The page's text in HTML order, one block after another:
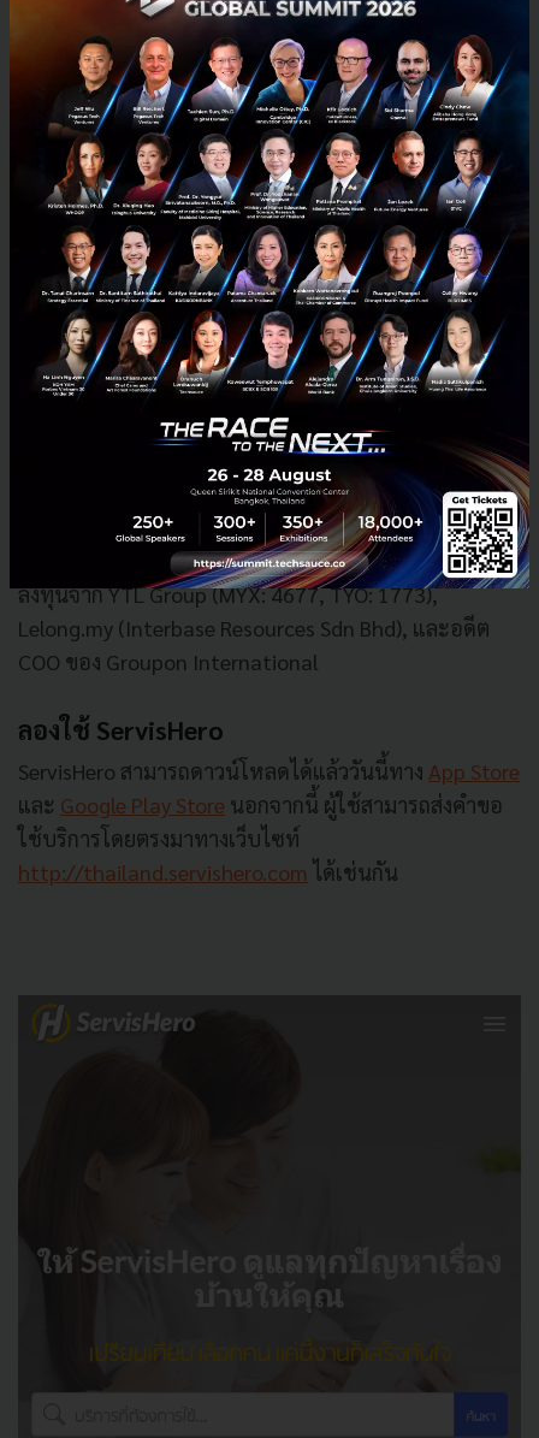
เกี่ยวกับ ServisHero
ServisHero เป็นเครื่องหมายการค้าของบริษัท Business
Pixel Sdn Bhd. บริษัทก่อตั้งโดย Karl Loo (CEO) Jason
Kang (CFO) และ Paul Copplestone (CTO) จดทะเบียนใน
ประเทศมาเลเซียเมื่อเดือนมีนาคม 2558 ปัจจุบันดำเนิน
ธุรกิจในประเทศมาเลเซีย สิงคโปร์ และไทย บริษัทเพิ่งได้
รับเงินสนับสนุนในการดำเนินธุรกิจ Series A มากกว่า 2
ล้านเหรียญสหรัฐจากกลุ่มนักลงทุน Golden Gate
Ventures และ Cradle Seed ก่อนหน้านี้บริษัทได้รับเงิน
ลงทุนจาก YTL Group (MYX: 4677, TYO: 1773),
Lelong.my (Interbase Resources Sdn Bhd), และอดีต
COO ของ Groupon International
ลองใช้ ServisHero
ServisHero สามารถดาวน์โหลดได้แล้ววันนี้ทาง App Store
และ Google Play Store นอกจากนี้ ผู้ใช้สามารถส่งคำขอ
ใช้บริการโดยตรงมาทางเว็บไซท์
http://thailand.servishero.com ได้เช่นกัน